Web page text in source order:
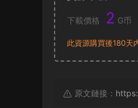
下載價格 2 G币
此資源購買後180天
原文鏈接：